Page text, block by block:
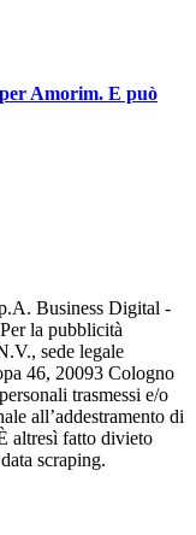
Amorim. E può
Business Digital -
la pubblicità
sede legale
46, 20093 Cologno
trasmessi e/o
all’addestramento di
altresì fatto divieto
scraping.